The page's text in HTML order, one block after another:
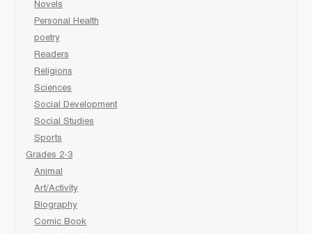
Novels
Personal Health
poetry
Readers
Religions
Sciences
Social Development
Social Studies
Sports
Grades 2-3
Animal
Art/Activity
Biography
Comic Book